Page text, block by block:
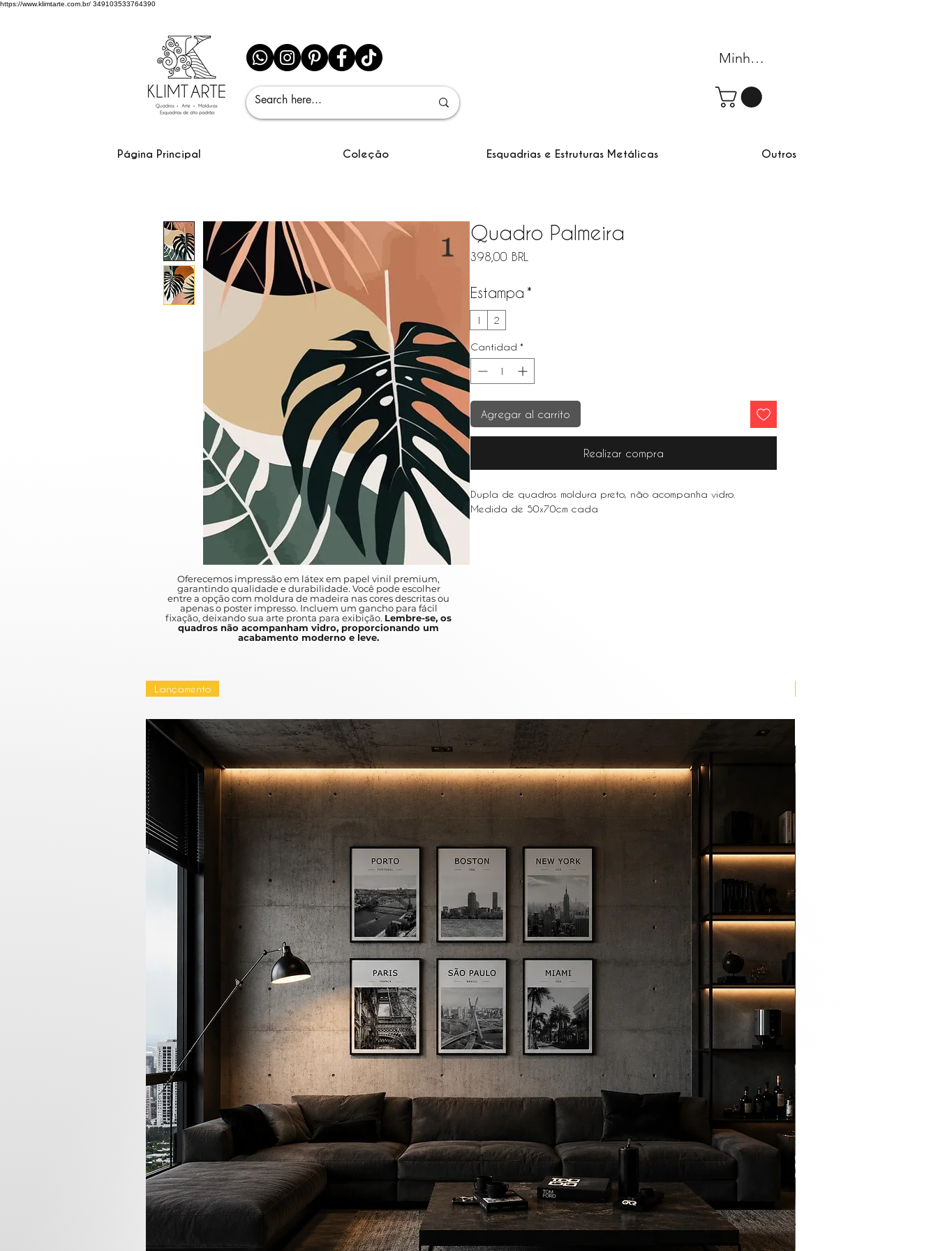
https://www.klimtarte.com.br/ 349103533764390
Minha conta
Página Principal Coleção Esquadrias e Estruturas Metálicas Outros
Quadro Palmeira
398,00 BRL
Estampa *
1 2
Cantidad *
Agregar al carrito
Realizar compra
Dupla de quadros moldura preto, não acompanha vidro.
Medida de 50x70cm cada
Oferecemos impressão em látex em papel vinil premium,
garantindo qualidade e durabilidade. Você pode escolher
entre a opção com moldura de madeira nas cores descritas ou
apenas o poster impresso. Incluem um gancho para fácil
fixação, deixando sua arte pronta para exibição. Lembre-se, os
quadros não acompanham vidro, proporcionando um
acabamento moderno e leve.
Lançamento